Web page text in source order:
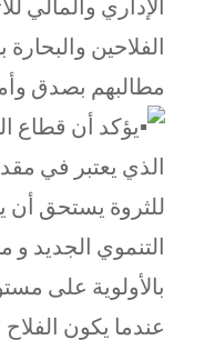
الإداري والمالي
الفلاحين
مطالبهم بصدق
يؤكد أن قطاع
الذي يعتبر في
للثروة يستحق أن
التنموي الجديد
بالأولوية على
عندما يكون